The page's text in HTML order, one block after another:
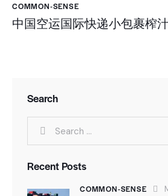
COMMON-SENSE
中国空运国际快递小包裹榨
Search
Recent Posts
COMMON-SENSE